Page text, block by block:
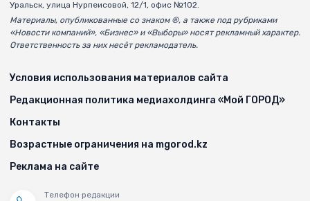
Уральск, улица Нурпеисовой, 12/1, офис №102.
Материалы, опубликованные со знаком ®, а также под рубриками
«Новости компаний», «Бизнес» и «Выборы» носят рекламный характер.
Ответственность за них несёт рекламодатель.
Условия использования материалов сайта
Редакционная политика медиахолдинга «Мой ГОРОД»
Контакты
Возрастные ограничения на mgorod.kz
Реклама на сайте
Телефон редакции